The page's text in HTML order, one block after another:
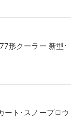
形クーラー 新型･
ート･スノープロウ